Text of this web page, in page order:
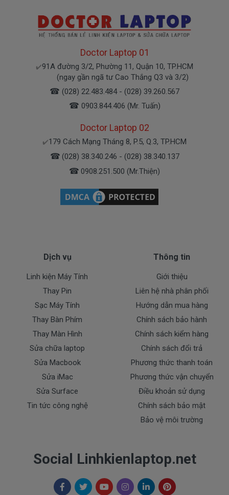
Các nguyên nhân khiến màn hình cần thay mới
Xem thêm: Thay màn hình Laptop HP
Elitebook 8470pchính hãng, cao cấp
Lỗi màn hình laptop có điểm chết
lỗi nhà sản xuất
Cách khắc phục: Chưa thể sửa chữa được
các điểm chết, cần thay màn hình laptop
EliteBook 8460P mới.
Màn hình laptop bị nứt vỡ
Biểu hiện: Màn hình xuất hiện các vết nứt,
vỡ.
Nguyên Nhân: Do rơi, va đập hoặc cọ vào
những vật sắc nhọn.
Màn hình laptop vào nước
Biểu hiện: Màn hình laptop xuất hiện những
Doctor Laptop 01
✔️91A đường 3/2, Phường 11, Quận 10, TP.HCM
(ngay gần ngã tư Cao Thắng Q3 và 3/2)
☎ (028) 22.483.484 - (028) 39.260.567
☎ 0903.844.406 (Mr. Tuấn)
Doctor Laptop 02
✔️179 Cách Mạng Tháng 8, P.5, Q.3, TP.HCM
☎ (028) 38.340.246 - (028) 38.340.137
☎ 0908.251.500 (Mr.Thiện)
Dịch vụ
Linh kiện Máy Tính
Thay Pin
Sạc Máy Tính
Thay Bàn Phím
Thay Màn Hình
Sửa chữa laptop
Sửa Macbook
Sửa iMac
Sửa Surface
Tin tức công nghệ
Thông tin
Giới thiệu
Liên hệ nhà phân phối
Hướng dẫn mua hàng
Chính sách bảo hành
Chính sách kiểm hàng
Chính sách đổi trả
Phương thức thanh toán
Phương thức vận chuyển
Điều khoản sử dụng
Chính sách bảo mật
Bảo vệ môi trường
Social Linhkienlaptop.net